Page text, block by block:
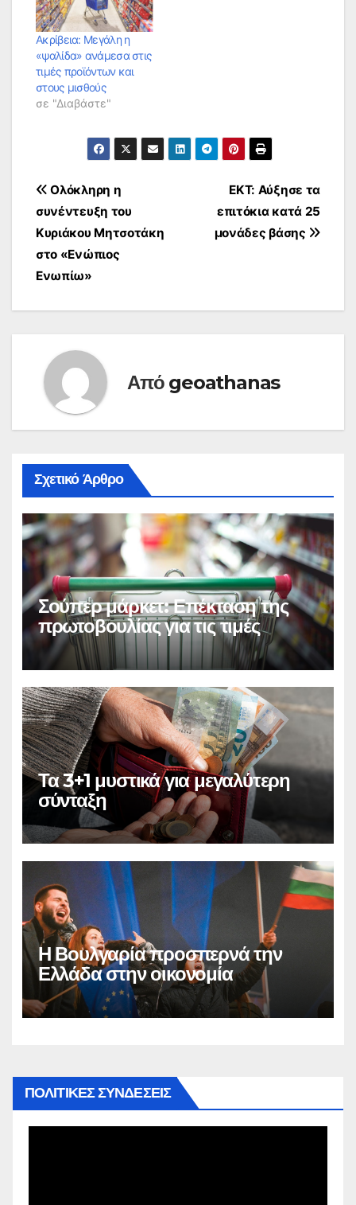
Ακρίβεια: Μεγάλη η
«ψαλίδα» ανάμεσα στις
τιμές προϊόντων και
στους μισθούς
σε "Διαβάστε"
Πλοήγηση
άρθρων
ΕΚΤ: Αύξησε τα
επιτόκια κατά 25
μονάδες βάσης
Ολόκληρη η
συνέντευξη του
Κυριάκου Μητσοτάκη
στο «Ενώπιος
Ενωπίω»
Από geoathanas
Σχετικό Άρθρο
Σούπερ μάρκετ: Επέκταση της
πρωτοβουλίας για τις τιμές
Τα 3+1 μυστικά για μεγαλύτερη
σύνταξη
Η Βουλγαρία προσπερνά την
Ελλάδα στην οικονομία
ΠΟΛΙΤΙΚΕΣ ΣΥΝΔΕΣΕΙΣ